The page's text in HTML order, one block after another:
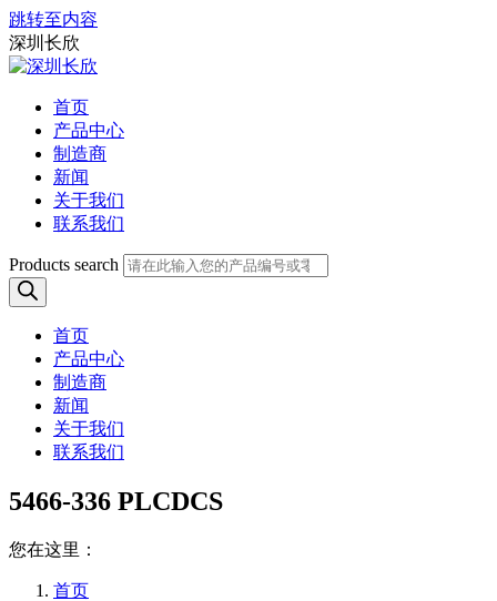
跳转至内容
深圳长欣
首页
产品中心
制造商
新闻
关于我们
联系我们
Products search
首页
产品中心
制造商
新闻
关于我们
联系我们
5466-336 PLCDCS
您在这里：
首页